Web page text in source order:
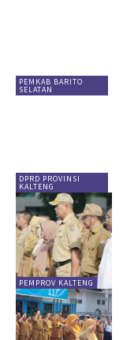
PEMKAB BARITO
SELATAN
DPRD PROVINSI
KALTENG
PEMPROV KALTENG